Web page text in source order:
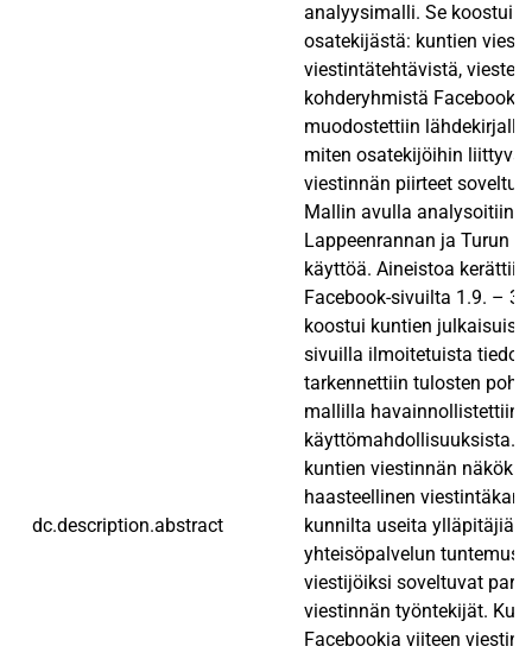
dc.description.abstract
analyysimalli. Se koostui
osatekijästä: kuntien
viestintätehtävistä,
kohderyhmistä
muodostettiin
miten osatekijöihin
viestinnän piirteet
Mallin avulla analysoitiin
Lappeenrannan ja Turun
käyttöä. Aineistoa
Facebook-sivuilta 1.9. –
koostui kuntien
sivuilla ilmoitetuista
tarkennettiin tulosten
mallilla havainnollistettiin
käyttömahdollisuuksista.
kuntien viestinnän
haasteellinen
kunnilta useita ylläpitäjiä
yhteisöpalvelun
viestijöiksi soveltuvat
viestinnän työntekijät.
Facebookia viiteen